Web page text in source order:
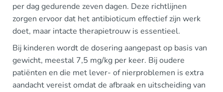
per dag gedurende zeven dagen. Deze richtlijnen
zorgen ervoor dat het antibioticum effectief zijn werk
doet, maar intacte therapietrouw is essentieel.
Bij kinderen wordt de dosering aangepast op basis van
gewicht, meestal 7,5 mg/kg per keer. Bij oudere
patiënten en die met lever- of nierproblemen is extra
aandacht vereist omdat de afbraak en uitscheiding van